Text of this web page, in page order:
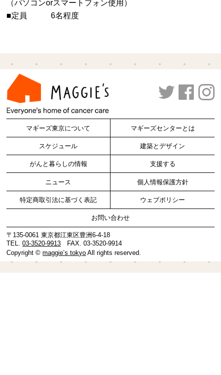
（パソコンorスマートフォン使用）
■定員 6名程度
マギーズ東京について マギーズセンターとは
スケジュール 建築とデザイン
がんと暮らしの情報 支援する
ニュース 個人情報保護方針
特定商取引法に基づく表記 ウェブポリシー
お問い合わせ
〒135-0061 東京都江東区豊洲6-4-18
TEL.03-3520-9913 FAX. 03-3520-9914
Copyright ©maggie’s tokyo All rights reserved.